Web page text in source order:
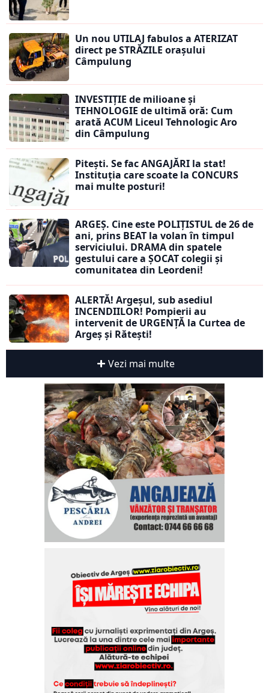
Un nou UTILAJ fabulos a ATERIZAT
direct pe STRĂZILE orașului
Câmpulung
INVESTIȚIE de milioane și
TEHNOLOGIE de ultimă oră: Cum
arată ACUM Liceul Tehnologic Aro
din Câmpulung
Pitești. Se fac ANGAJĂRI la stat!
Instituția care scoate la CONCURS
mai multe posturi!
ARGEȘ. Cine este POLIȚISTUL de 26 de
ani, prins BEAT la volan în timpul
serviciului. DRAMA din spatele
gestului care a ȘOCAT colegii și
comunitatea din Leordeni!
ALERTĂ! Argeșul, sub asediul
INCENDIILOR! Pompierii au
intervenit de URGENȚĂ la Curtea de
Argeș și Rătești!
Vezi mai multe